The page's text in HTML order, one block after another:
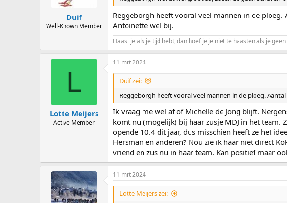
Duif
Well-Known Member
Reggeborgh heeft vooral veel mannen in de
Antoinette wel bij.
Haast je als je tijd hebt, dan hoef je je niet te haasten als je
L
Lotte Meijers
Active Member
11 mrt 2024
Duif zei:
Reggeborgh heeft vooral veel mannen in de ploeg.
Ik vraag me wel af of Michelle de Jong blijft.
komt nu (mogelijk) bij haar zusje MDJ in het team.
opende 10.4 dit jaar, dus misschien heeft ze het
Hersman en anderen? Nou zie ik haar niet direct
vriend en zus nu in haar team. Kan positief maar
11 mrt 2024
Lotte Meijers zei: